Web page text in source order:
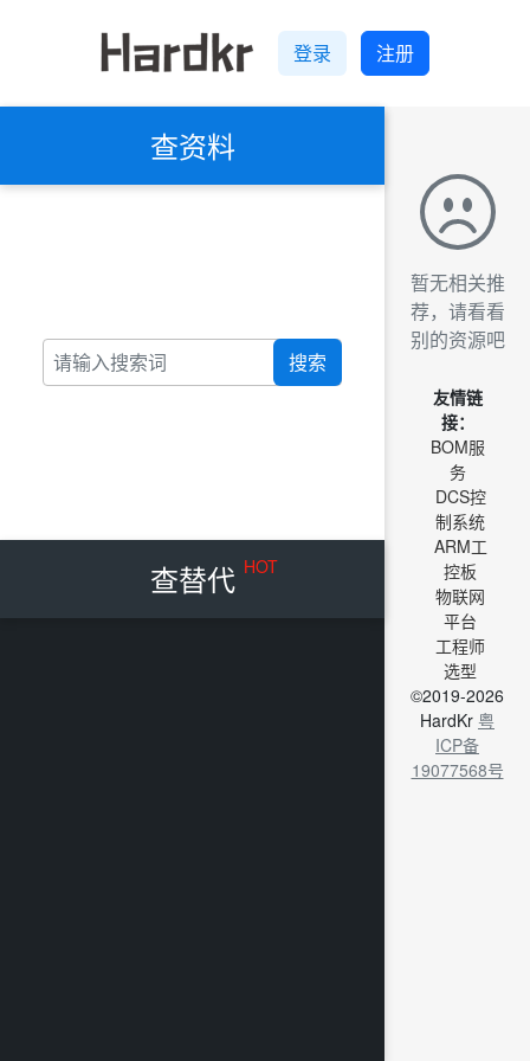
登录 注册
查资料
搜索
查替代 HOT
暂无相关推
荐，请看看
别的资源吧
友情链
接：
BOM服
务
DCS控
制系统
ARM工
控板
物联网
平台
工程师
选型
©2019-2026
HardKr 粤
ICP备
19077568号